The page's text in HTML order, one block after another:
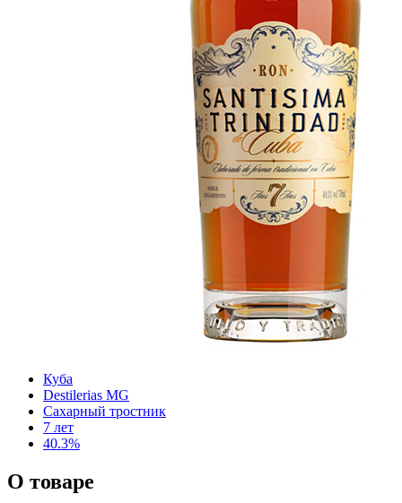
Куба
Destilerias MG
Сахарный тростник
7 лет
40.3%
О товаре